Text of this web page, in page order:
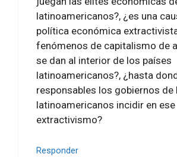
latinoamericanos?, ¿es una
política económica
fenómenos de capitalismo de
se dan al interior de los países
latinoamericanos?, ¿hasta
responsables los gobiernos
latinoamericanos incidir en ese
extractivismo?
Responder